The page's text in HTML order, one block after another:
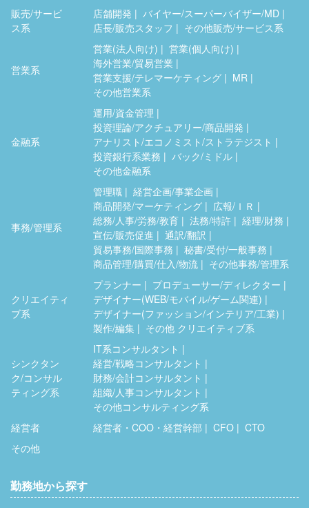
販売/サービ
ス系
店舗開発
バイヤー/スーパーバイザー/MD
店長/販売スタッフ
その他販売/サービス系
営業系
営業(法人向け)
営業(個人向け)
海外営業/貿易営業
営業支援/テレマーケティング
MR
その他営業系
金融系
運用/資金管理
投資理論/アクチュアリー/商品開発
アナリスト/エコノミスト/ストラテジスト
投資銀行系業務
バック/ミドル
その他金融系
事務/管理系
管理職
経営企画/事業企画
商品開発/マーケティング
広報/ＩＲ
総務/人事/労務/教育
法務/特許
経理/財務
宣伝/販売促進
通訳/翻訳
貿易事務/国際事務
秘書/受付/一般事務
商品管理/購買/仕入/物流
その他事務/管理系
クリエイティ
ブ系
プランナー
プロデューサー/ディレクター
デザイナー(WEB/モバイル/ゲーム関連)
デザイナー(ファッション/インテリア/工業)
製作/編集
その他 クリエイティブ系
シンクタン
ク/コンサル
ティング系
IT系コンサルタント
経営/戦略コンサルタント
財務/会計コンサルタント
組織/人事コンサルタント
その他コンサルティング系
経営者
経営者・COO・経営幹部 CFO
CTO
その他
勤務地から探す